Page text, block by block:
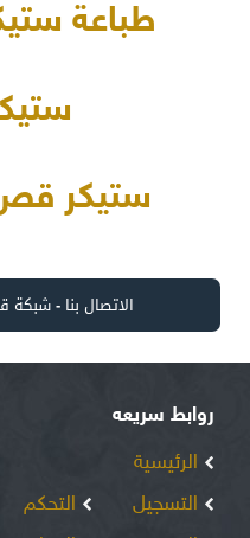
طباعة
ستيكر
الاتصال بنا -شبكة
روابط سريعه
الرئيسية
التسجيل
التحكم